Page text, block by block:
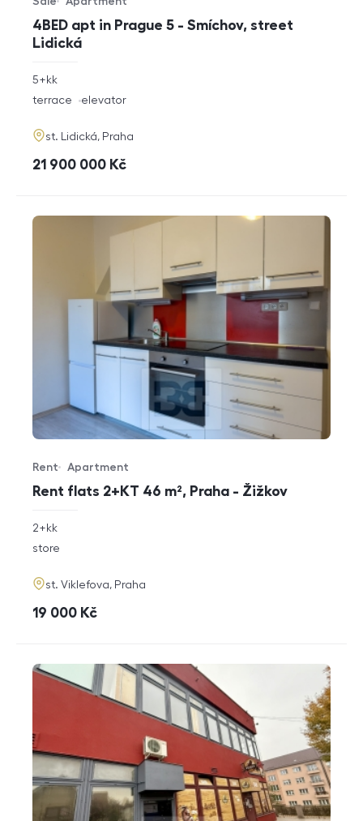
4BED apt in Prague 5 - Smíchov, street
Lidická
Offer type
Property type
rozměry
disposition
5+kk
funkce
terrace elevator
adresa
st. Lidická, Praha
cena
21 900 000 Kč
Rent flats 2+KT 46 m², Praha - Žižkov
Offer type
Rent
Property type
Apartment
rozměry
disposition
2+kk
funkce
store
adresa
st. Viklefova, Praha
cena
19 000 Kč